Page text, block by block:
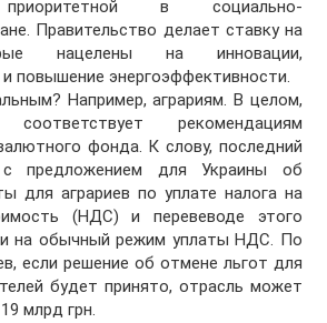
приоритетной в социально-
Правительство делает ставку на
нацелены на инновации,
повышение энергоэффективности.
Например, аграриям. В целом,
рекомендациям
фонда. К слову, последний
предложением для Украины об
для аграриев по уплате налога на
(НДС) и перевеводе этого
на обычный режим уплаты НДС. По
если решение об отмене льгот для
будет принято, отрасль может
млрд грн.